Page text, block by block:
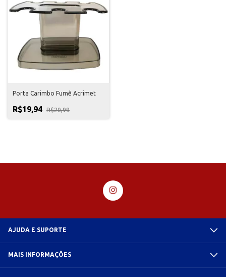
Porta Carimbo Fumê Acrimet
R$19,94 R$20,99
AJUDA E SUPORTE
MAIS INFORMAÇÕES